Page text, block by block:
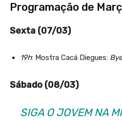
Programação de
Sexta (07/03)
19h: Mostra Cacá Diegues:
Sábado (08/03)
SIGA O JOVEM NA